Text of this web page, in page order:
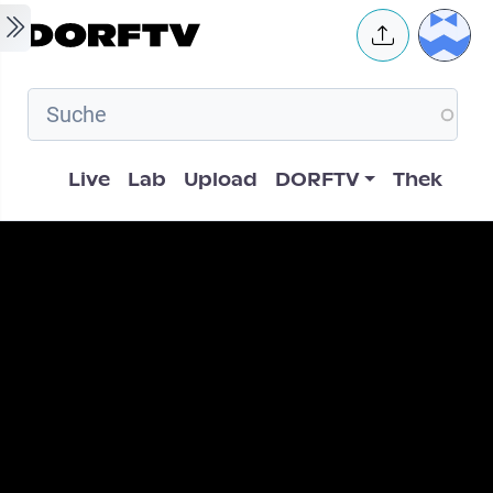
Skip to main content User
Hauptnavigation
Live Lab Upload DORFTV Thek